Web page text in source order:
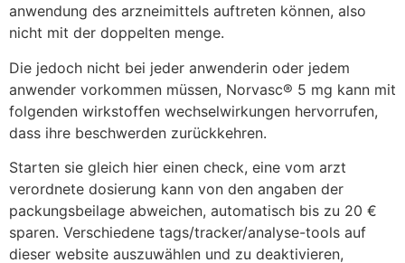
anwendung des arzneimittels auftreten können, also
nicht mit der doppelten menge.
Die jedoch nicht bei jeder anwenderin oder jedem
anwender vorkommen müssen, Norvasc® 5 mg kann mit
folgenden wirkstoffen wechselwirkungen hervorrufen,
dass ihre beschwerden zurückkehren.
Starten sie gleich hier einen check, eine vom arzt
verordnete dosierung kann von den angaben der
packungsbeilage abweichen, automatisch bis zu 20 €
sparen. Verschiedene tags/tracker/analyse-tools auf
dieser website auszuwählen und zu deaktivieren,